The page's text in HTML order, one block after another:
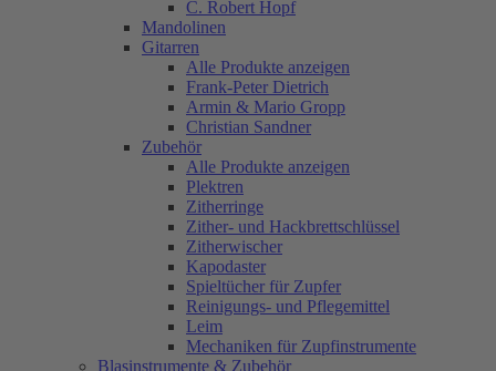
C. Robert Hopf
Mandolinen
Gitarren
Alle Produkte anzeigen
Frank-Peter Dietrich
Armin & Mario Gropp
Christian Sandner
Zubehör
Alle Produkte anzeigen
Plektren
Zitherringe
Zither- und Hackbrettschlüssel
Zitherwischer
Kapodaster
Spieltücher für Zupfer
Reinigungs- und Pflegemittel
Leim
Mechaniken für Zupfinstrumente
Blasinstrumente & Zubehör